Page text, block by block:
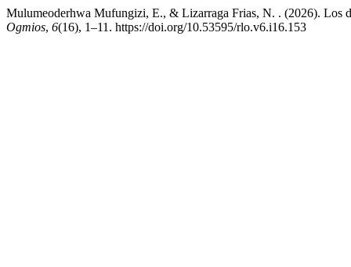
Mulumeoderhwa Mufungizi, E., & Lizarraga Frias, N. . (2026). Los
Ogmios, 6(16), 1–11. https://doi.org/10.53595/rlo.v6.i16.153